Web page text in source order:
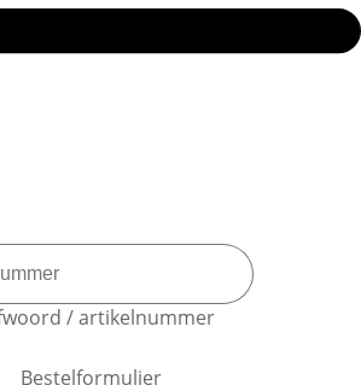
/ artikelnummer
Bestelformulier